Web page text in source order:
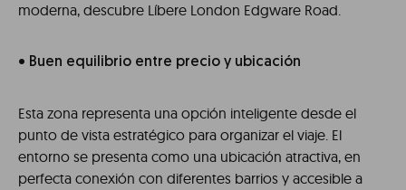
moderna, descubre Líbere London Edgware Road.
• Buen equilibrio entre precio y ubicación
Esta zona representa una opción inteligente desde el
punto de vista estratégico para organizar el viaje. El
entorno se presenta como una ubicación atractiva, en
perfecta conexión con diferentes barrios y accesible a